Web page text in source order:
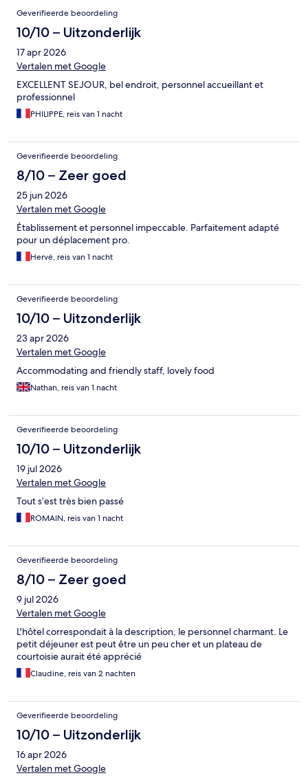
Beoordelingen
Geverifieerde beoordeling
10/10 – Uitzonderlijk
17 apr 2026
Vertalen met Google
EXCELLENT SEJOUR, bel endroit, personnel accueillant et
professionnel
PHILIPPE, reis van 1 nacht
Geverifieerde beoordeling
8/10 – Zeer goed
25 jun 2026
Vertalen met Google
Établissement et personnel impeccable. Parfaitement adapté
pour un déplacement pro.
Hervé, reis van 1 nacht
Geverifieerde beoordeling
10/10 – Uitzonderlijk
23 apr 2026
Vertalen met Google
Accommodating and friendly staff, lovely food
Nathan, reis van 1 nacht
Geverifieerde beoordeling
10/10 – Uitzonderlijk
19 jul 2026
Vertalen met Google
Tout s’est très bien passé
ROMAIN, reis van 1 nacht
Geverifieerde beoordeling
8/10 – Zeer goed
9 jul 2026
Vertalen met Google
L'hôtel correspondait à la description, le personnel charmant. Le
petit déjeuner est peut être un peu cher et un plateau de
courtoisie aurait été apprécié
Claudine, reis van 2 nachten
Geverifieerde beoordeling
10/10 – Uitzonderlijk
16 apr 2026
Vertalen met Google